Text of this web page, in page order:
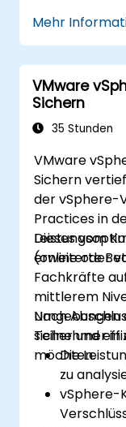
Mehr
VMware
Sichern
35 Stunden
VMware
Sichern
der vSphere-
Practices in
erweiterte
Dieses vom
(online oder
Fachkräfte
mittlerem
sicher und
möchten.
Nach
Teilnehmer in
Die
zu
vSphere-